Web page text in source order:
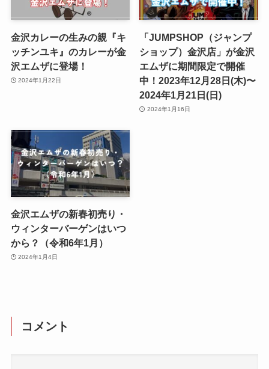
金沢カレーの生みの親『キ
ッチンユキ』のカレーが金
沢エムザに登場！
2024年1月22日
「JUMPSHOP（ジャンプ
ショップ）金沢店」が金沢
エムザに期間限定で開催
中！2023年12月28日(木)〜
2024年1月21日(日)
2024年1月16日
金沢エムザの新春初売り・
ウィンターバーゲンはいつ
から？（令和6年1月）
2024年1月4日
コメント